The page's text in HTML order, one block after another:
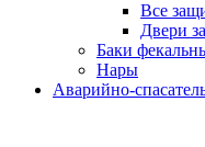
Все
Двери
Баки
Нары
Аварийно-